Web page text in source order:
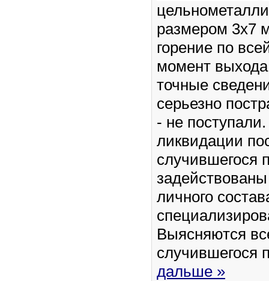
размером 3х7
горение по
момент
точные
серьезно
- не
ликвидации
случившегося
личного
Выясняются
случившегося
дальше »